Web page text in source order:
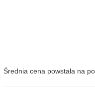
Średnia cena powstała na